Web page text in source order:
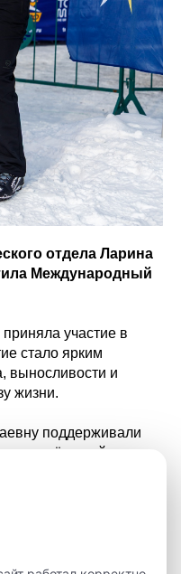
отдела Ларина
Международный
участие в
стало ярким
выносливости и
жизни.
поддерживали
её волей к
позволили
к финишу.
но и возможность